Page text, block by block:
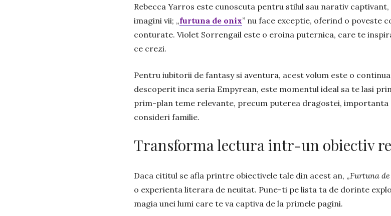
Rebecca Yarros este cunoscuta pentru stilul sau narativ
imagini vii; „furtuna de onix” nu face exceptie, oferind o poveste
conturate. Violet Sorrengail este o eroina puternica, care te
ce crezi.
Pentru iubitorii de fantasy si aventura, acest volum este o
descoperit inca seria Empyrean, este momentul ideal sa te lasi
prim-plan teme relevante, precum puterea dragostei, importanta
consideri familie.
Transforma lectura intr-un obiectiv
Daca cititul se afla printre obiectivele tale din acest an, „Furtuna
o experienta literara de neuitat. Pune-ti pe lista ta de dorinte
magia unei lumi care te va captiva de la primele pagini.